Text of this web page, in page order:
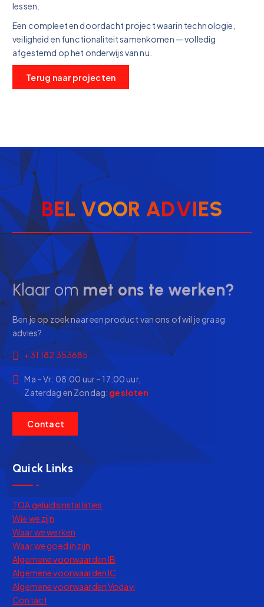
lessen.
Een compleet en doordacht project waarin technologie,
veiligheid en functionaliteit samenkomen — volledig
afgestemd op het onderwijs van nu.
Terug naar projecten
BEL VOOR ADVIES
Klaar om met ons te werken?
Ben je op zoek naar een product van ons of wil je graag
advies?
+31 182 353685
Ma – Vr: 08:00 uur – 17:00 uur,
Zaterdag en Zondag: gesloten
Contact
Quick Links
TOA geluidsinstallaties
Wie we zijn
Waar we werken
Waar we goed in zijn
Algemene voorwaarden IB
Algemene voorwaarden IC
Algemene voorwaarden Vodavi
Contact